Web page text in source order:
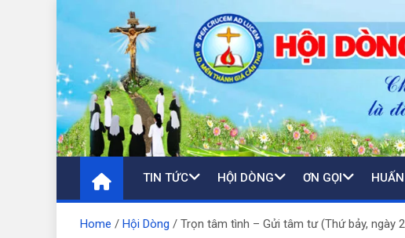
TIN TỨC HỘI DÒNG ƠN GỌI
Home Hội Dòng Trọn tâm tình – Gửi tâm tư (Thứ bảy, ngày